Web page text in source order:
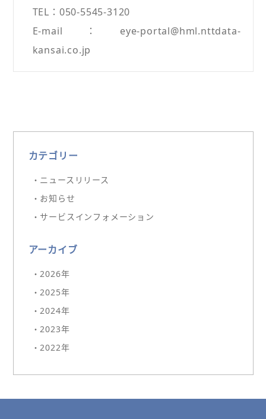
TEL：050-5545-3120
E-mail：eye-portal@hml.nttdata-
kansai.co.jp
カテゴリー
・ニュースリリース
・お知らせ
・サービスインフォメーション
アーカイブ
・2026年
・2025年
・2024年
・2023年
・2022年